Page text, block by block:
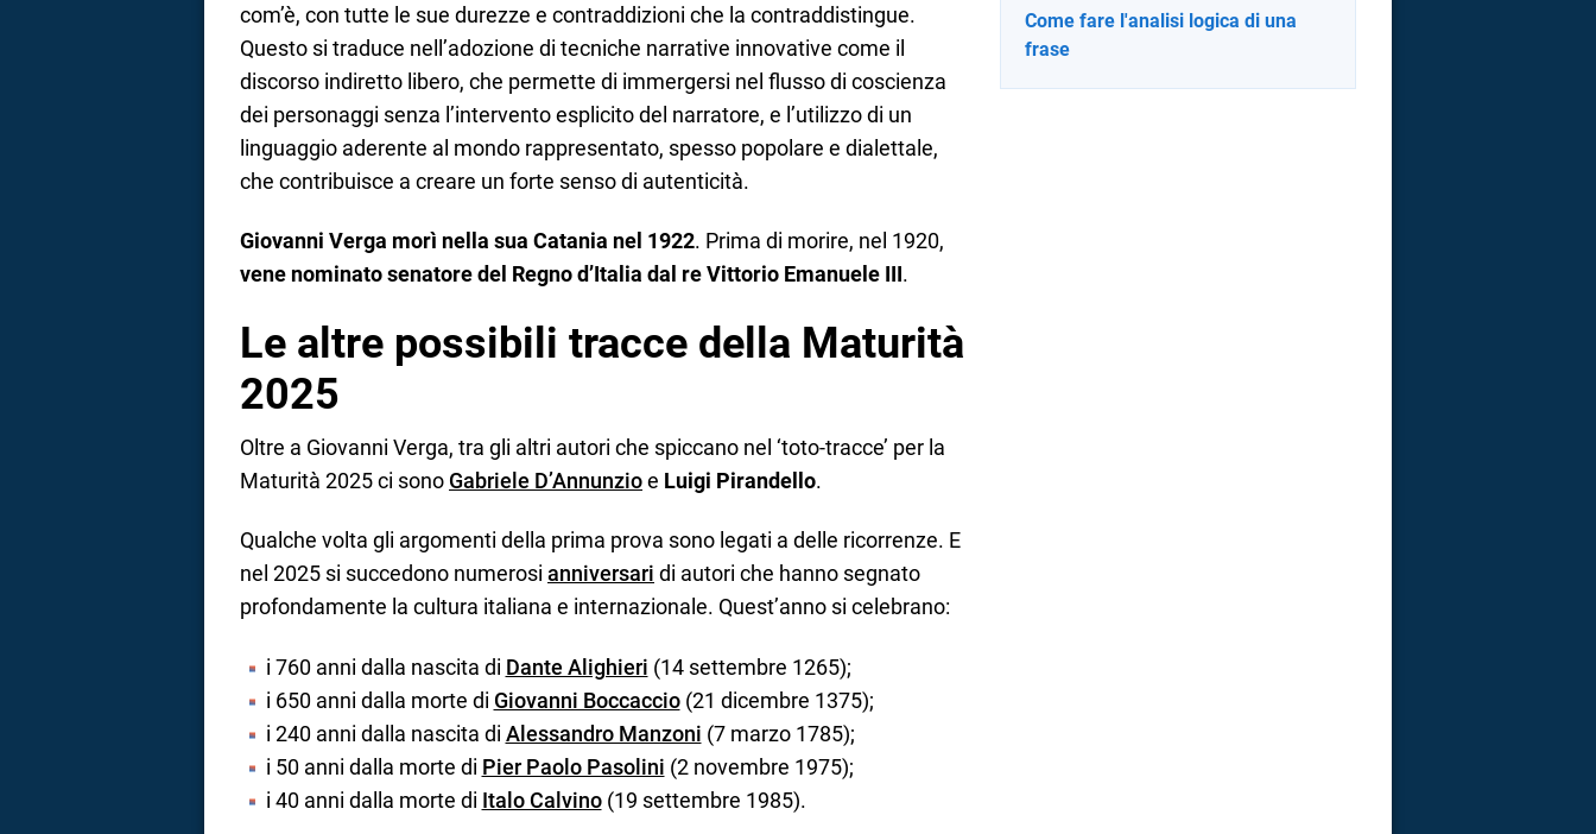
com’è, con tutte le sue durezze e contraddizioni che la contraddistingue.
Questo si traduce nell’adozione di tecniche narrative innovative come il
discorso indiretto libero, che permette di immergersi nel flusso di coscienza
dei personaggi senza l’intervento esplicito del narratore, e l’utilizzo di un
linguaggio aderente al mondo rappresentato, spesso popolare e dialettale,
che contribuisce a creare un forte senso di autenticità.
Giovanni Verga morì nella sua Catania nel 1922. Prima di morire, nel 1920,
vene nominato senatore del Regno d’Italia dal re Vittorio Emanuele III.
Le altre possibili tracce della Maturità
2025
Oltre a Giovanni Verga, tra gli altri autori che spiccano nel ‘toto-tracce’ per la
Maturità 2025 ci sono Gabriele D’Annunzioe Luigi Pirandello.
Qualche volta gli argomenti della prima prova sono legati a delle ricorrenze. E
nel 2025 si succedono numerosi anniversari di autori che hanno segnato
profondamente la cultura italiana e internazionale. Quest’anno si celebrano:
i 760 anni dalla nascita di Dante Alighieri (14 settembre 1265);
i 650 anni dalla morte di Giovanni Boccaccio(21 dicembre 1375);
i 240 anni dalla nascita di Alessandro Manzoni (7 marzo 1785);
i 50 anni dalla morte di Pier Paolo Pasolini (2 novembre 1975);
i 40 anni dalla morte di Italo Calvino(19 settembre 1985).
Come fare l'analisi logica di una
frase